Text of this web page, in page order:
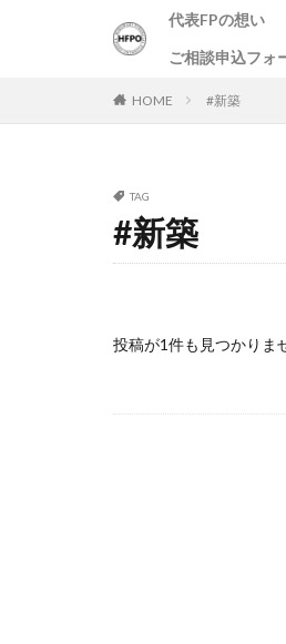
代表FPの想い
ご相談申込フォ
HOME #新築
TAG
#新築
投稿が1件も見つかりま